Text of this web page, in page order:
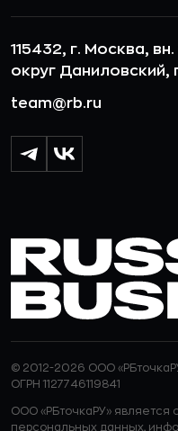
115432, г. Москва,
округ Даниловский,
team@rb.ru
© 2012-2026 ООО
ОГРН 1127746119841
ООО «РБточкаРУ» является
персональных данных,